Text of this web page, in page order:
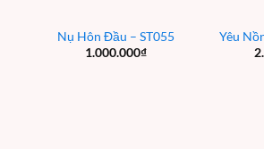
Nụ Hôn Đầu – ST055
1.000.000₫
Yêu